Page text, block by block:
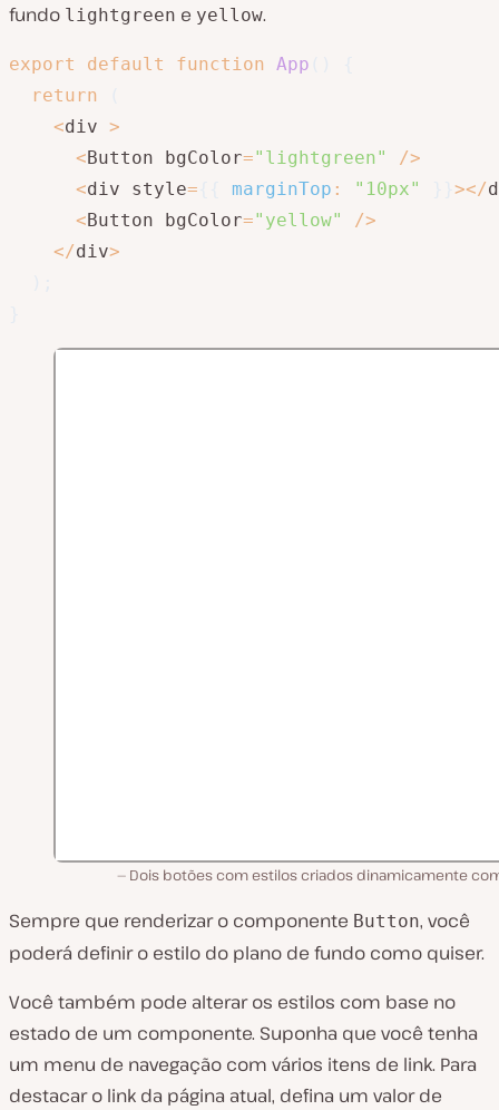
fundo lightgreen e yellow.
export default function App
return
<div >
<Button bgColor="lightgreen" />
<div style= marginTop : "10px" ></
<Button bgColor="yellow" />
</div>
Dois botões com estilos criados dinamicamente
Sempre que renderizar o componente Button, você
poderá definir o estilo do plano de fundo como quiser.
Você também pode alterar os estilos com base no
estado de um componente. Suponha que você tenha
um menu de navegação com vários itens de link. Para
destacar o link da página atual, defina um valor de